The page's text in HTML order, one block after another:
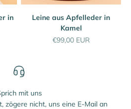
in
Leine aus Apfelleder in
Kamel
Angebot
€99,00 EUR
mit uns
zögere nicht, uns eine E-Mail an